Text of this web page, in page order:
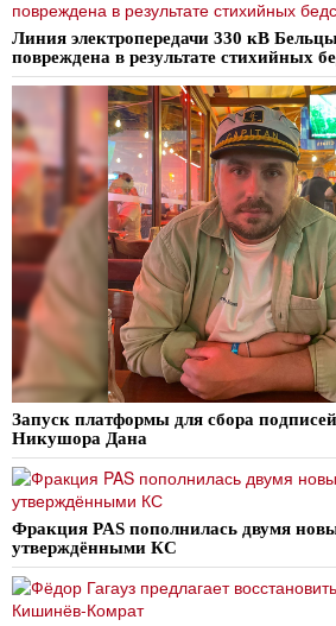
Линия электропередачи 330 кВ
повреждена в результате стихийных
Запуск платформы для сбора
Никушора Дана
Фракция PAS пополнилась двумя
утверждёнными КС